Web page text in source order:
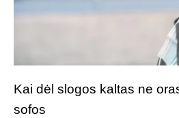
Kai dėl slogos kaltas ne
sofos